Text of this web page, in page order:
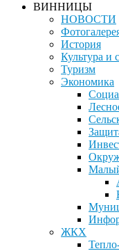
ВИННИЦЫ
НОВОСТИ
История
Культура и
Туризм
Экономика
ЖКХ